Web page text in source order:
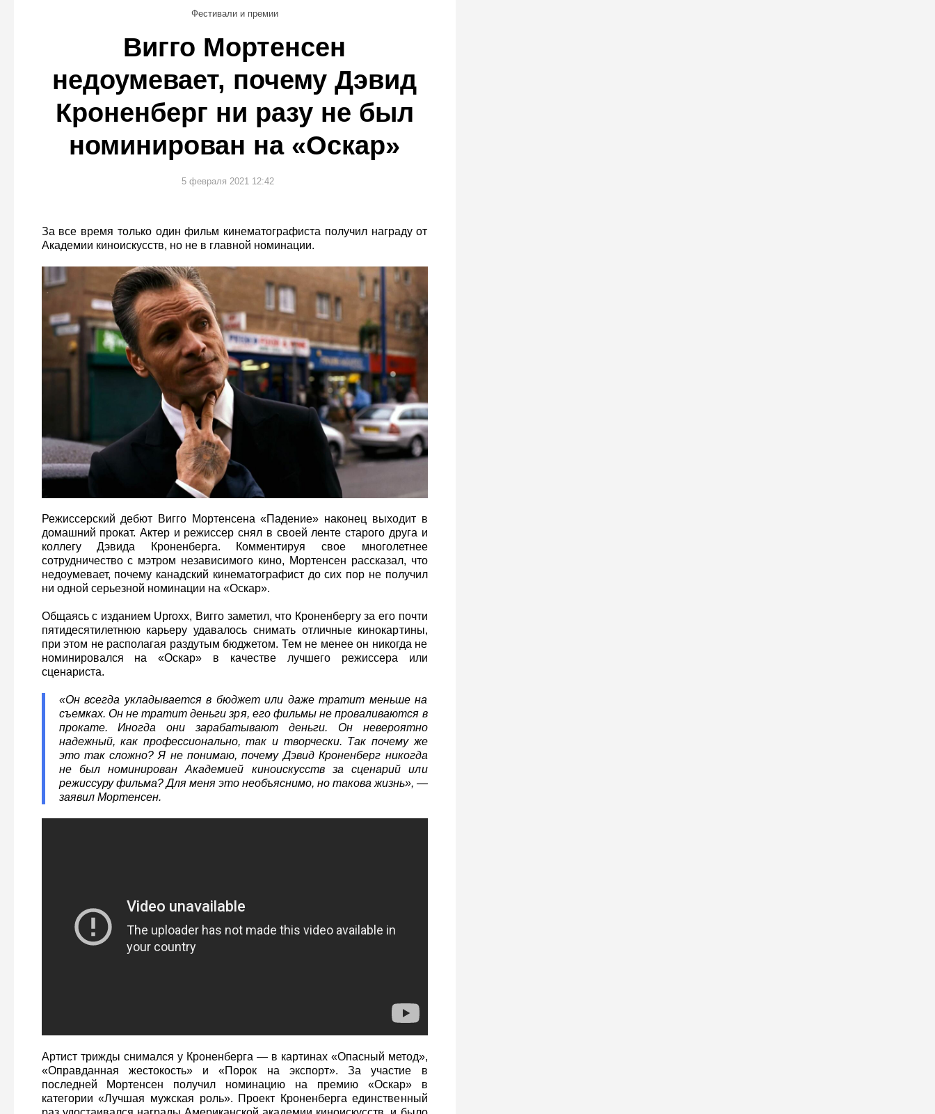
Фестивали и премии
Вигго Мортенсен
недоумевает, почему Дэвид
Кроненберг ни разу не был
номинирован на «Оскар»
5 февраля 2021 12:42
За все время только один фильм кинематографиста получил награду от
Академии киноискусств, но не в главной номинации.
Режиссерский дебют Вигго Мортенсена «Падение» наконец выходит в
домашний прокат. Актер и режиссер снял в своей ленте старого друга и
коллегу Дэвида Кроненберга. Комментируя свое многолетнее
сотрудничество с мэтром независимого кино, Мортенсен рассказал, что
недоумевает, почему канадский кинематографист до сих пор не получил
ни одной серьезной номинации на «Оскар».
Общаясь с изданием Uproxx, Вигго заметил, что Кроненбергу за его почти
пятидесятилетнюю карьеру удавалось снимать отличные кинокартины,
при этом не располагая раздутым бюджетом. Тем не менее он никогда не
номинировался на «Оскар» в качестве лучшего режиссера или
сценариста.
«Он всегда укладывается в бюджет или даже тратит меньше на
съемках. Он не тратит деньги зря, его фильмы не проваливаются в
прокате. Иногда они зарабатывают деньги. Он невероятно
надежный, как профессионально, так и творчески. Так почему же
это так сложно? Я не понимаю, почему Дэвид Кроненберг никогда
не был номинирован Академией киноискусств за сценарий или
режиссуру фильма? Для меня это необъяснимо, но такова жизнь», —
заявил Мортенсен.
Артист трижды снимался у Кроненберга — в картинах «Опасный метод»,
«Оправданная жестокость» и «Порок на экспорт». За участие в
последней Мортенсен получил номинацию на премию «Оскар» в
категории «Лучшая мужская роль». Проект Кроненберга единственный